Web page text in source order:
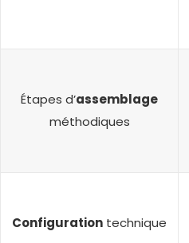
Étapes d’assemblage
méthodiques
Configuration technique